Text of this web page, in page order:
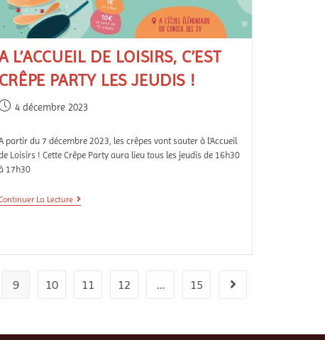
L’ACCUEIL DE LOISIRS, C’EST
CRÊPE PARTY LES JEUDIS !
4 décembre 2023
partir du 7 décembre 2023, les crêpes vont sauter à l'Accueil
Loisirs ! Cette Crêpe Party aura lieu tous les jeudis de 16h30
17h30
La Lecture
9 10 11 12 … 15